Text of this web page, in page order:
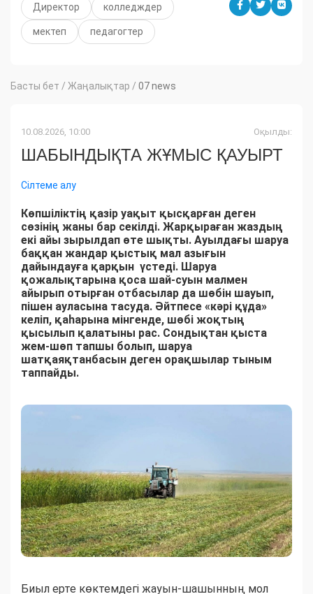
Директор колледждер
мектеп педагогтер
Басты бет / Жаңалықтар / 07 news
10.08.2026, 10:00 Оқылды:
ШАБЫНДЫҚТА ЖҰМЫС ҚАУЫРТ
Сілтеме алу
Көпшіліктің қазір уақыт қысқарған деген
сөзінің жаны бар секілді. Жарқыраған жаздың
екі айы зырылдап өте шықты. Ауылдағы шаруа
баққан жандар қыстық мал азығын
дайындауға қарқын үстеді. Шаруа
қожалықтарына қоса шай-суын малмен
айырып отырған отбасылар да шөбін шауып,
пішен ауласына тасуда. Әйтпесе «кәрі құда»
келіп, қаһарына мінгенде, шөбі жоқтың
қысылып қалатыны рас. Сондықтан қыста
жем-шөп тапшы болып, шаруа
шатқаяқтанбасын деген орақшылар тыным
таппайды.
Биыл ерте көктемдегі жауын-шашынның мол